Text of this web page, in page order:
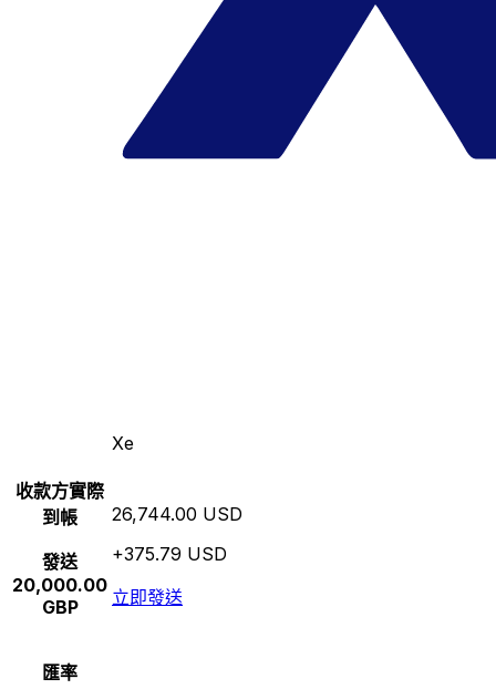
Xe
收款方實際
到帳
發送
20,000.00
GBP
26,744.00 USD
+375.79 USD
立即發送
匯率